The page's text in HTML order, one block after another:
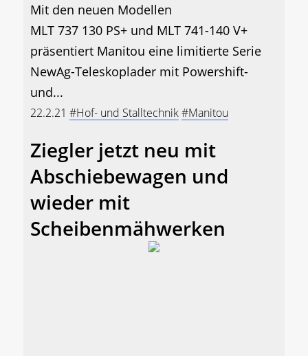
Mit den neuen Modellen
MLT 737 130 PS+ und MLT 741-140 V+
präsentiert Manitou eine limitierte Serie
NewAg-Teleskoplader mit Powershift-
und...
22.2.21 #Hof- und Stalltechnik#Manitou
Ziegler jetzt neu mit
Abschiebewagen und
wieder mit
Scheibenmähwerken